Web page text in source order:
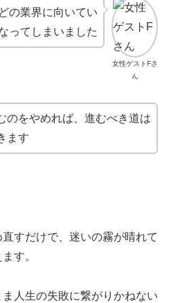
女性ゲストFさ
ん
の業界に向いてい
ってしまいました
のをやめれば、進むべき道は
ます
すだけで、迷いの霧が晴れて
す。
人生の失敗に繋がりかねない